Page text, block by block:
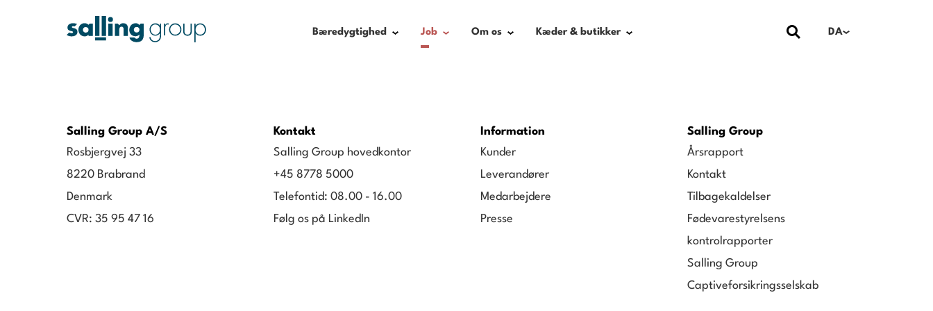
Bæredygtighed Job Om os Kæder & butikker DA
Salling Group A/S
Rosbjergvej 33
8220 Brabrand
Denmark
CVR: 35 95 47 16
Kontakt
Salling Group hovedkontor
+45 8778 5000
Telefontid: 08.00 - 16.00
Følg os på LinkedIn
Information
Kunder
Leverandører
Medarbejdere
Presse
Salling Group
Årsrapport
Kontakt
Tilbagekaldelser
Fødevarestyrelsens
kontrolrapporter
Salling Group
Captiveforsikringsselskab